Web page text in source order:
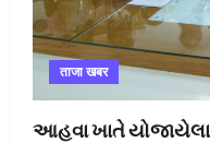
ताजा खबर
આહવા ખાતે યોજાયેલા